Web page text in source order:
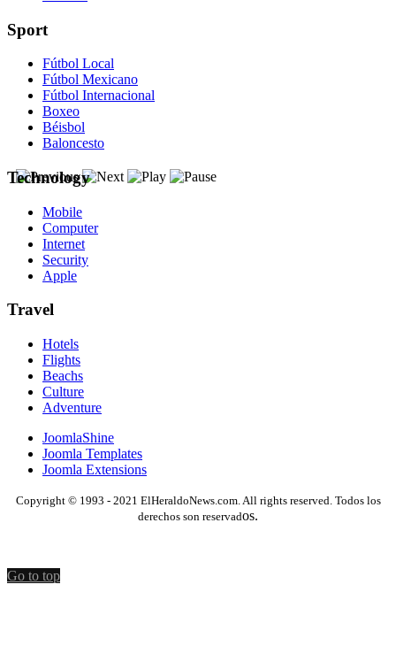
Sport
Fútbol Local
Fútbol Mexicano
Fútbol Internacional
Boxeo
Béisbol
Baloncesto
Technology
Mobile
Computer
Internet
Security
Apple
Travel
Hotels
Flights
Beachs
Culture
Adventure
JoomlaShine
Joomla Templates
Joomla Extensions
Copyright © 1993 - 2021 ElHeraldoNews.com. All rights reserved. Todos los
derechos son reservados.
Go to top